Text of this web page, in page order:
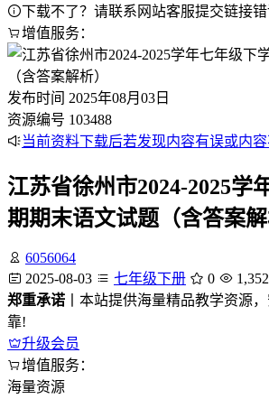
下载不了？请联系网站客服提交链接错
增值服务：
发布时间 2025年08月03日
资源编号 103488
当前资料下载后若发现内容有误或内容
江苏省徐州市2024-2025学
期期末语文试题（含答案解
6056064
2025-08-03
七年级下册 0
1,352
郑重承诺 丨本站提供海量精品教学资源
靠!
升级会员
增值服务：
海量资源